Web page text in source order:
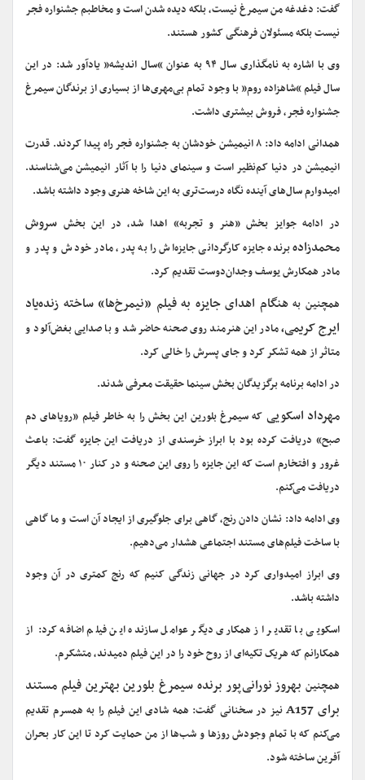
گفت: دغدغه من سیمرغ نیست، بلکه دیده شدن است و مخاطبم جشنواره فجر
نیست بلکه مسئولان فرهنگی کشور هستند.
وی با اشاره به نامگذاری سال ۹۴ به عنوان “سال اندیشه” یادآور شد: در این
سال فیلم “شاهزاده روم” با وجود تمام بی‌مهری‌ها از بسیاری از برندگان سیمرغ
جشنواره فجر، فروش بیشتری داشت.
همدانی ادامه داد: ۸ انیمیشن خودشان به جشنواره فجر راه پیدا کردند. قدرت
انیمیشن در دنیا کم‌نظیر است و سینمای دنیا را با آثار انیمیشن می‌شناسند.
امیدوارم سال‌های آینده نگاه درست‌تری به این شاخه هنری وجود داشته باشد.
در ادامه جوایز بخش «هنر و تجربه» اهدا شد، در این بخش سروش
محمدزادهبرنده جایزه کارگردانی جایزه‌اش را به پدر، مادر خودش و پدر و
مادر همکارش یوسف وجدان‌دوست تقدیم کرد.
همچنین بههنگام اهدای جایزه به فیلم «نیمرخ‌ها» ساخته زنده‌یاد
ایرج کریمی،مادر این هنرمند روی صحنه حاضر شد و با صدایی بغض‌آلود و
متاثر از همه تشکر کرد و جای پسرش را خالی کرد.
در ادامه برنامه برگزیدگان بخش سینما حقیقت معرفی شدند.
مهرداد اسکویی که سیمرغ بلورین این بخش را به خاطر فیلم «رویاهای دم
صبح» دریافت کرده بود با ابراز خرسندی از دریافت این جایزه گفت:‌ باعث
غرور و افتخارم است که این جایزه را روی این صحنه و در کنار ۱۰ مستند دیگر
دریافت می‌کنم.
وی ادامه داد:‌ نشان دادن رنج، گاهی برای جلوگیری از ایجاد آن است و ما گاهی
با ساخت فیلم‌های مستند اجتماعی هشدار می‌دهیم.
وی ابراز امیدواری کرد در جهانی زندگی کنیم که رنج کمتری در آن وجود
داشته باشد.
اسکویی با تقدیر از همکاری دیگر عوامل سازنده این فیلم اضافه کرد:‌ از
همکارانم که هریک تکیه‌ای از روح خود را در این فیلم دمیدند، متشکرم.
همچنین بهروز نورانی‌پور برنده سیمرغ بلورین بهترین فیلم مستند
برای A157
نیز در سخنانی گفت: همه شادی این فیلم را به همسرم تقدیم
می‌کنم که با تمام وجودش روزها و شب‌ها از من حمایت کرد تا این کار بحران
آفرین ساخته شود.